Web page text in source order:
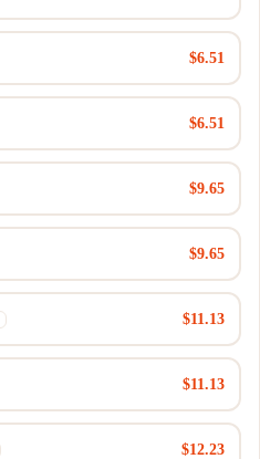
$6.51
$6.51
$9.65
$9.65
$11.13
$11.13
$12.23